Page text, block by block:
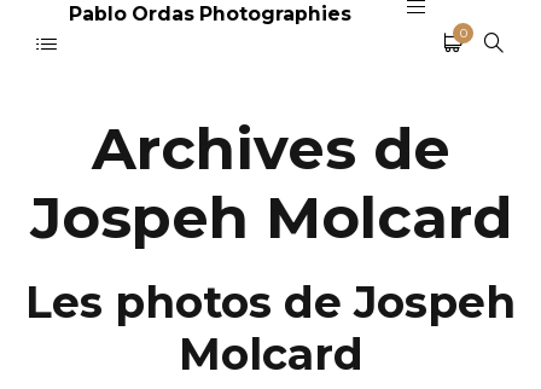
Pablo Ordas Photographies
0
Archives de
Jospeh Molcard
Les photos de Jospeh
Molcard